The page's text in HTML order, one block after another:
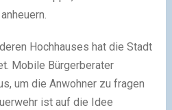
Hochhauses hat die Stadt
Mobile Bürgerberater
um die Anwohner zu fragen
ist auf die Idee